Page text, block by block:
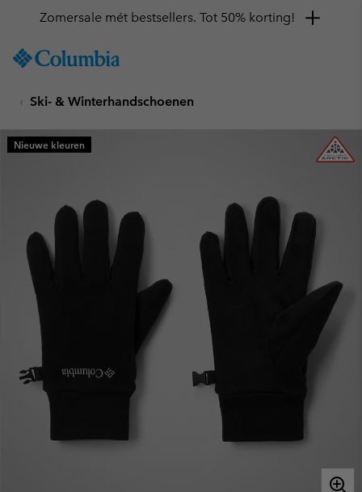
TO
SKIP
MAIN
NAV
SEARCH
Zomersale mét bestsellers. Tot 50% korting!
Ski- & Winterhandschoenen
Nieuwe kleuren